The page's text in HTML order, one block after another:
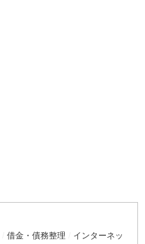
借金・債務整理
インターネッ